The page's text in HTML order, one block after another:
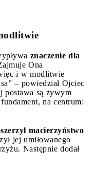
znaczenie dla
Ona
i w modlitwie
– powiedział Ojciec
postawa są żywym
na centrum:
macierzyństwo
jej umiłowanego
Następnie dodał